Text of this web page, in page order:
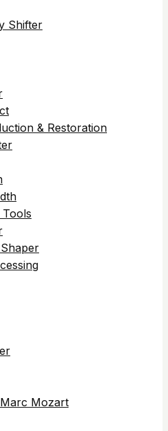
Shifter
& Restoration
Mozart